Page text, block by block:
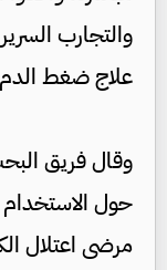
والتجارب
علاج ضغط الدم
وقال فريق
حول
مرضى اعتلال